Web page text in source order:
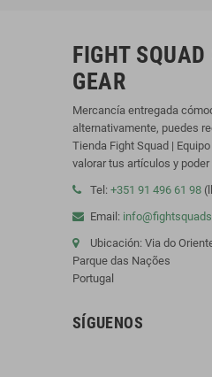
FIGHT
GEAR
Mercancía entregada
alternativamente, puedes
Tienda Fight Squad |
valorar tus artículos y
Tel: +351 91 496 61 98
Email:
Ubicación: Via do
Parque das Nações
Portugal
SÍGUENOS